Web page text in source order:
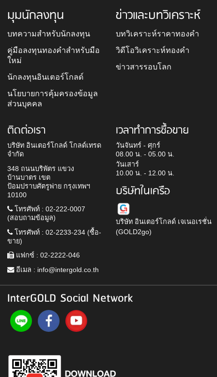
มุมนักลงทุน
บทความสำหรับนักลงทุน
คู่มือลงทุนทองคำสำหรับมือ
ใหม่
นักลงทุนอินเตอร์โกลด์
นโยบายการคุ้มครองข้อมูล
ส่วนบุคคล
ข่าวและบทวิเคราะห์
บทวิเคราะห์ราคาทองคำ
วิดีโอวิเคราะห์ทองคำ
ข่าวสารรอบโลก
ติดต่อเรา
บริษัท อินเตอร์โกลด์ โกลด์เทรด
จำกัด
348 ถนนบริพัตร แขวง
บ้านบาตร เขต
ป้อมปราบศัตรูพ่าย กรุงเทพฯ
10100
โทรศัพท์ : 02-222-0007
(สอบถามข้อมูล)
โทรศัพท์ : 02-2233-234 (ซื้อ-
ขาย)
แฟกซ์ : 02-2222-046
อีเมล : info@intergold.co.th
เวลาทำการซื้อขาย
วันจันทร์ - ศุกร์
08.00 น. - 05.00 น.
วันเสาร์
10.00 น. - 12.00 น.
บริษัทในเครือ
บริษัท อินเตอร์โกลด์ เจเนอเรชั่น
(GOLD2go)
InterGOLD Social Network